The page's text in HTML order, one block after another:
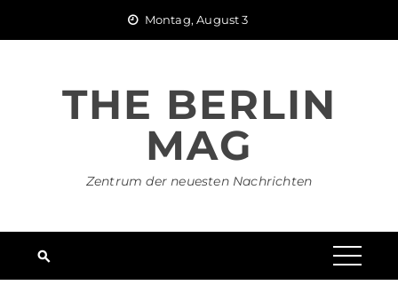
Montag, August 3
THE BERLIN
MAG
Zentrum der neuesten Nachrichten